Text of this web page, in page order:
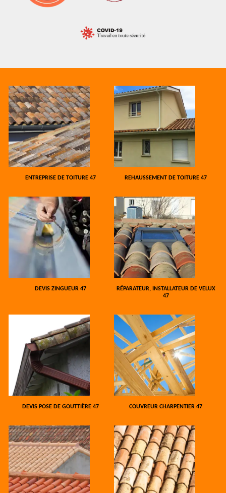
ENTREPRISE DE TOITURE 47 REHAUSSEMENT DE TOITURE 47
DEVIS ZINGUEUR 47
RÉPARATEUR, INSTALLATEUR DE VELUX
47
DEVIS POSE DE GOUTTIÈRE 47 COUVREUR CHARPENTIER 47